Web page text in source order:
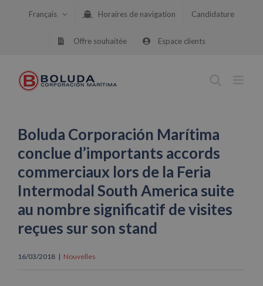
Français Horaires de navigation Candidature
Offre souhaitée Espace clients
Boluda Corporación Marítima
conclue d’importants accords
commerciaux lors de la Feria
Intermodal South America suite
au nombre significatif de visites
reçues sur son stand
16/03/2018 | Nouvelles